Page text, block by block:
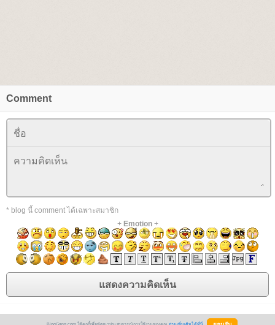
Comment
* blog นี้ comment ได้เฉพาะสมาชิก
+ Emotion+
BlogGang.com ใช้คุกกี้เพื่อพัฒนาประสบการณ์การใช้งานของคุณ อ่านเพิ่มเติมได้ที่นี่